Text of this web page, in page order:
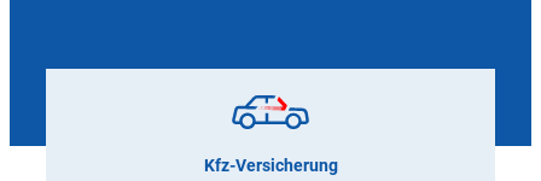
Kfz-Versicherung